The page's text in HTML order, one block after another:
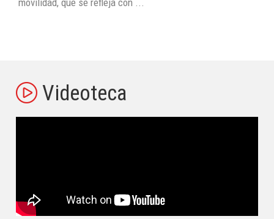
movilidad, que se refleja con ...
Videoteca